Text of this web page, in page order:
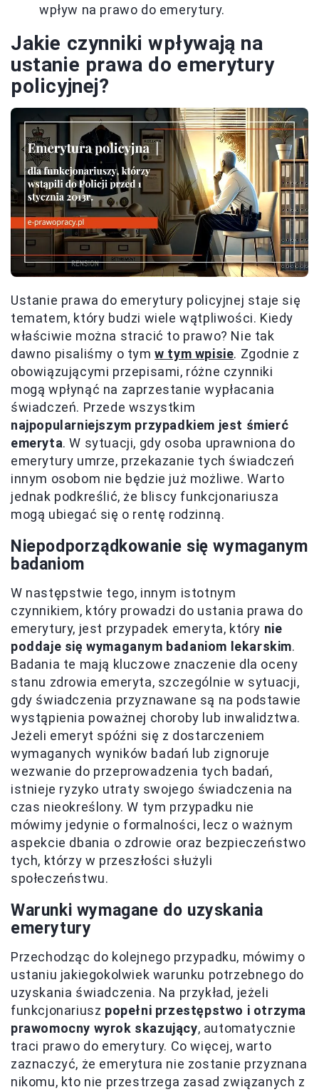
wpływ na prawo do emerytury.
Jakie czynniki wpływają na
ustanie prawa do emerytury
policyjnej?
Ustanie prawa do emerytury policyjnej staje się
tematem, który budzi wiele wątpliwości. Kiedy
właściwie można stracić to prawo? Nie tak
dawno pisaliśmy o tymw tym wpisie. Zgodnie z
obowiązującymi przepisami, różne czynniki
mogą wpłynąć na zaprzestanie wypłacania
świadczeń. Przede wszystkim
najpopularniejszym przypadkiem jest śmierć
emeryta. W sytuacji, gdy osoba uprawniona do
emerytury umrze, przekazanie tych świadczeń
innym osobom nie będzie już możliwe. Warto
jednak podkreślić, że bliscy funkcjonariusza
mogą ubiegać się o rentę rodzinną.
Niepodporządkowanie się wymaganym
badaniom
W następstwie tego, innym istotnym
czynnikiem, który prowadzi do ustania prawa do
emerytury, jest przypadek emeryta, który nie
poddaje się wymaganym badaniom lekarskim.
Badania te mają kluczowe znaczenie dla oceny
stanu zdrowia emeryta, szczególnie w sytuacji,
gdy świadczenia przyznawane są na podstawie
wystąpienia poważnej choroby lub inwalidztwa.
Jeżeli emeryt spóźni się z dostarczeniem
wymaganych wyników badań lub zignoruje
wezwanie do przeprowadzenia tych badań,
istnieje ryzyko utraty swojego świadczenia na
czas nieokreślony. W tym przypadku nie
mówimy jedynie o formalności, lecz o ważnym
aspekcie dbania o zdrowie oraz bezpieczeństwo
tych, którzy w przeszłości służyli
społeczeństwu.
Warunki wymagane do uzyskania
emerytury
Przechodząc do kolejnego przypadku, mówimy o
ustaniu jakiegokolwiek warunku potrzebnego do
uzyskania świadczenia. Na przykład, jeżeli
funkcjonariusz popełni przestępstwo i otrzyma
prawomocny wyrok skazujący, automatycznie
traci prawo do emerytury. Co więcej, warto
zaznaczyć, że emerytura nie zostanie przyznana
nikomu, kto nie przestrzega zasad związanych z